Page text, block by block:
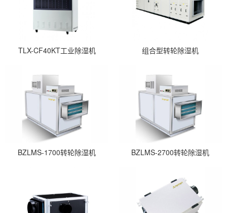
TLX-CF40KT工业除湿机 组合型转轮除湿机
BZLMS-1700转轮除湿机 BZLMS-2700转轮除湿机